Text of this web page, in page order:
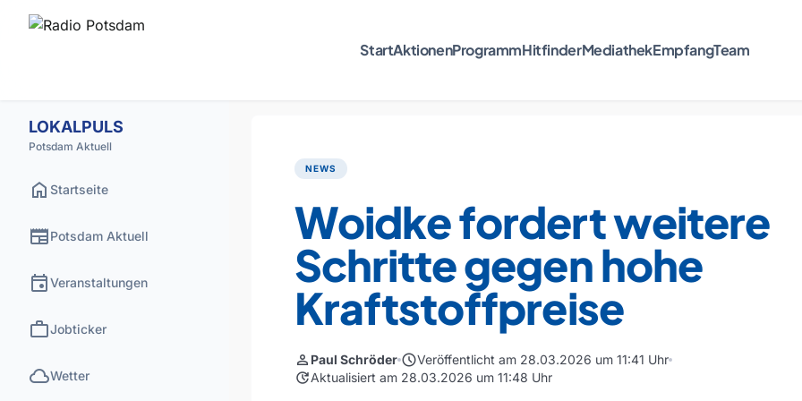
StartAktionenProgrammHitfinderMediathekEmpfangTeam
LOKALPULS
Potsdam Aktuell
home Startseite
newspaperPotsdam Aktuell
eventVeranstaltungen
workJobticker
cloudWetter
NEWS
Woidke fordert weitere
Schritte gegen hohe
Kraftstoffpreise
person Paul Schröder scheduleVeröffentlicht am 28.03.2026 um 11:41 Uhr
updateAktualisiert am 28.03.2026 um 11:48 Uhr